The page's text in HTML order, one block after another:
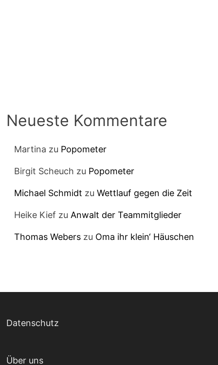
Neueste Kommentare
Martina zu Popometer
Birgit Scheuch zu Popometer
Michael Schmidt zuWettlauf gegen die Zeit
Heike Kief zuAnwalt der Teammitglieder
Thomas Webers zu Oma ihr klein‘ Häuschen
Datenschutz
Über uns